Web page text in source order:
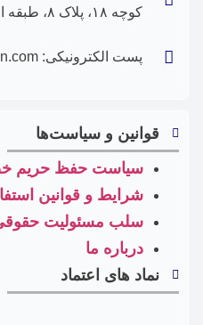
کوچه ۱۸، پلاک ۸، طبقه اول، واحد ۳
پست الکترونیکی: info [@] vokalayeiranzamin.com
قوانین و سیاست‌ها
سیاست حفظ حریم
شرایط و قوانین
سلب مسئولیت
درباره ما
نماد های اعتماد